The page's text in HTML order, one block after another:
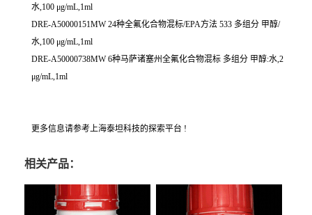
水,100 μg/mL,1ml
DRE-A50000151MW 24种全氟化合物混标/EPA方法 533 多组分 甲醇/
水,100 μg/mL,1ml
DRE-A50000738MW 6种马萨诸塞州全氟化合物混标 多组分 甲醇:水,2
μg/mL,1ml
更多信息请参考上海泰坦科技的探索平台 !
相关产品：